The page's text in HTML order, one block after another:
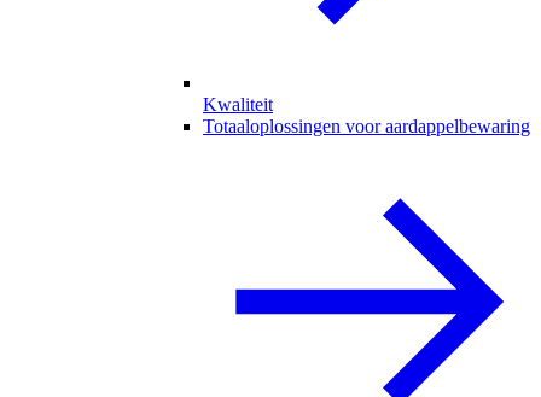
Kwaliteit
Totaaloplossingen voor aardappelbewaring